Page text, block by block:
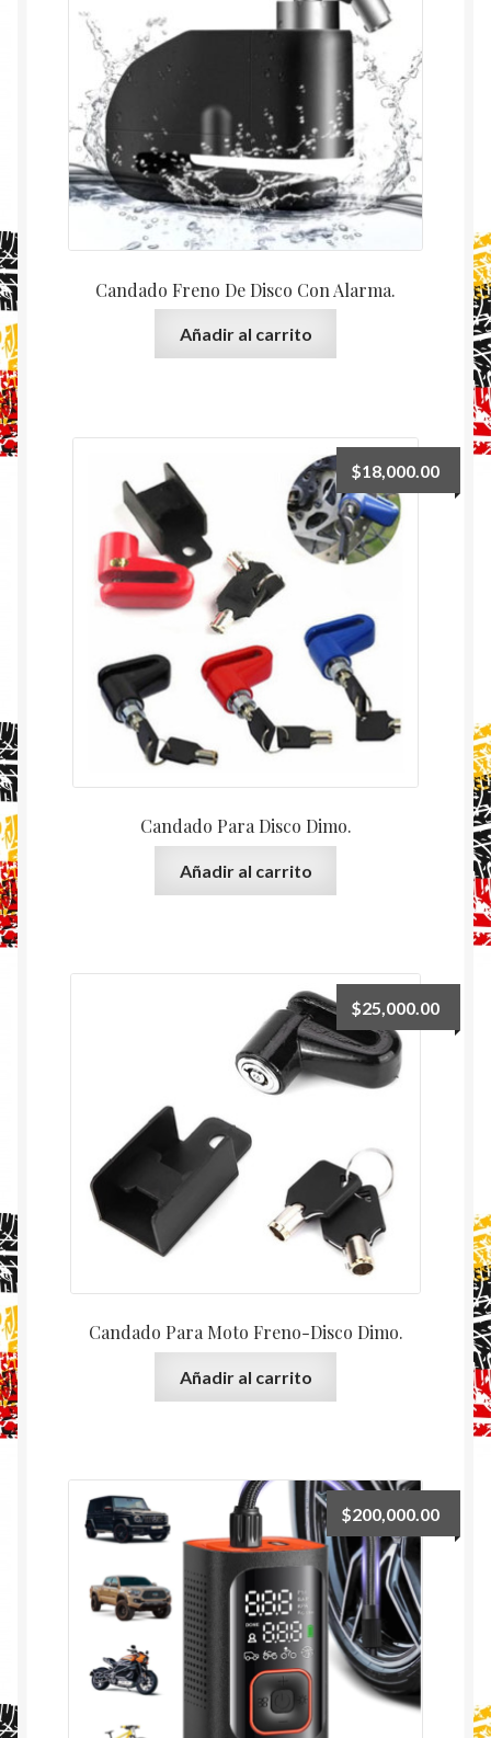
Candado Freno De Disco Con Alarma.
Añadir al carrito
Candado Para Disco Dimo.
$18,000.00
Añadir al carrito
Candado Para Moto Freno-Disco Dimo.
$25,000.00
Añadir al carrito
$200,000.00